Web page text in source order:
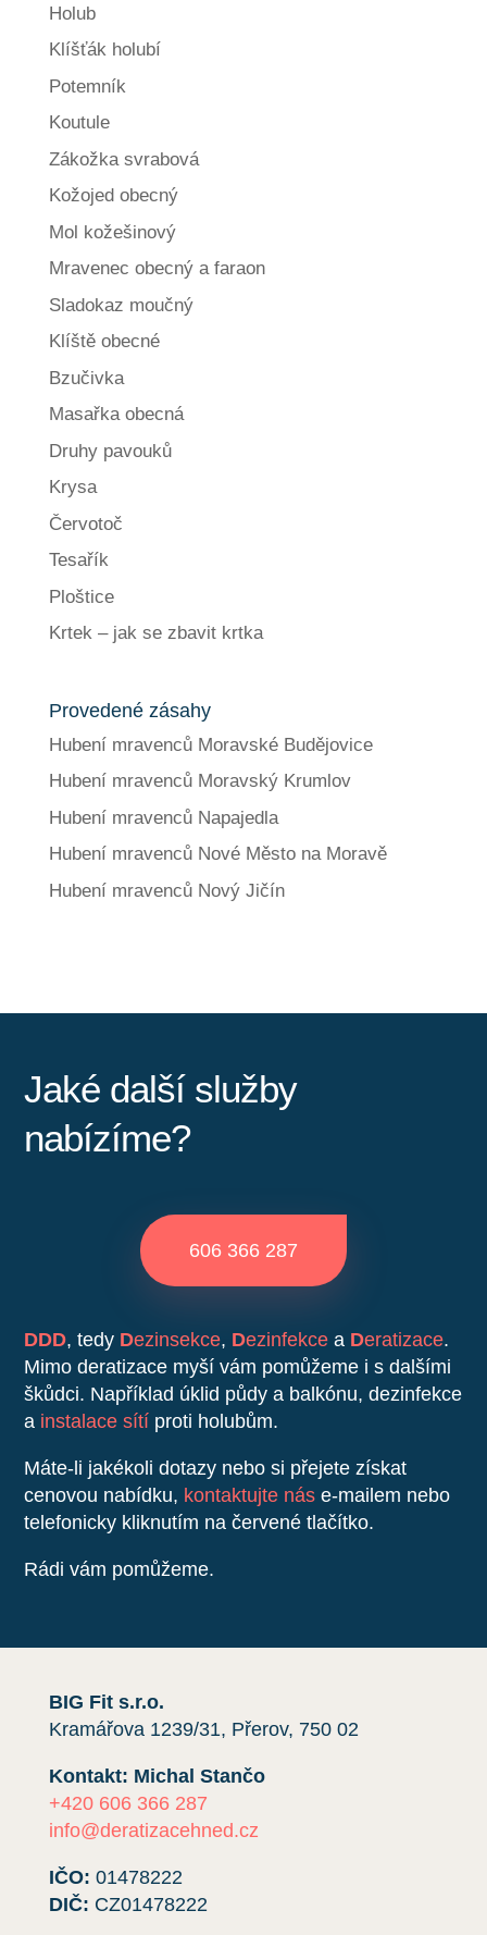
Holub
Klíšťák holubí
Potemník
Koutule
Zákožka svrabová
Kožojed obecný
Mol kožešinový
Mravenec obecný a faraon
Sladokaz moučný
Klíště obecné
Bzučivka
Masařka obecná
Druhy pavouků
Krysa
Červotoč
Tesařík
Ploštice
Krtek – jak se zbavit krtka
Provedené zásahy
Hubení mravenců Moravské Budějovice
Hubení mravenců Moravský Krumlov
Hubení mravenců Napajedla
Hubení mravenců Nové Město na Moravě
Hubení mravenců Nový Jičín
Jaké další služby
nabízíme?
606 366 287
DDD, tedy Dezinsekce, Dezinfekce a Deratizace.
Mimo deratizace myší vám pomůžeme i s dalšími
škůdci. Například úklid půdy a balkónu, dezinfekce
a instalace sítí proti holubům.
Máte-li jakékoli dotazy nebo si přejete získat
cenovou nabídku, kontaktujte nás e-mailem nebo
telefonicky kliknutím na červené tlačítko.
Rádi vám pomůžeme.
BIG Fit s.r.o.
Kramářova 1239/31, Přerov, 750 02
Kontakt: Michal Stančo
+420 606 366 287
info@deratizacehned.cz
IČO: 01478222
DIČ: CZ01478222